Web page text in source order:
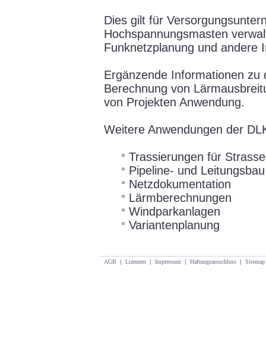
Dies gilt für
Hochspannungsmasten
Funknetzplanung und andere
Ergänzende Informationen
Berechnung von
von Projekten Anwendung.
Weitere Anwendungen der
Trassierungen für
Pipeline- und Leitungsbau
Netzdokumentation
Lärmberechnungen
Windparkanlagen
Variantenplanung
AGB | Lizenzen | Impressum | Haftungsausschluss | Sitemap